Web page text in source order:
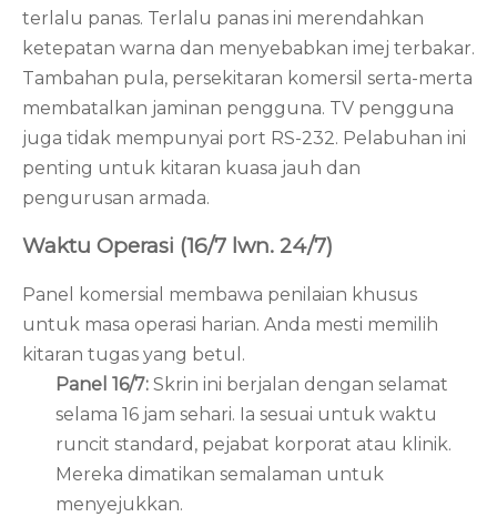
terlalu panas. Terlalu panas ini merendahkan
ketepatan warna dan menyebabkan imej terbakar.
Tambahan pula, persekitaran komersil serta-merta
membatalkan jaminan pengguna. TV pengguna
juga tidak mempunyai port RS-232. Pelabuhan ini
penting untuk kitaran kuasa jauh dan
pengurusan armada.
Waktu Operasi (16/7 lwn. 24/7)
Panel komersial membawa penilaian khusus
untuk masa operasi harian. Anda mesti memilih
kitaran tugas yang betul.
Panel 16/7: Skrin ini berjalan dengan selamat
selama 16 jam sehari. Ia sesuai untuk waktu
runcit standard, pejabat korporat atau klinik.
Mereka dimatikan semalaman untuk
menyejukkan.